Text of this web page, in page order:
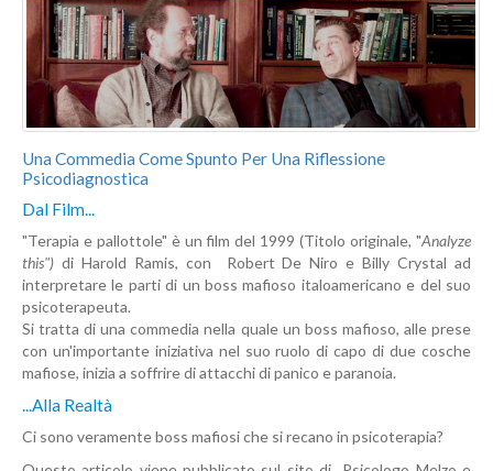
Una Commedia Come Spunto Per Una Riflessione
Psicodiagnostica
Dal Film...
"Terapia e pallottole" è un film del 1999 (Titolo originale, "Analyze
this") di Harold Ramis, con Robert De Niro e Billy Crystal ad
interpretare le parti di un boss mafioso italoamericano e del suo
psicoterapeuta.
Si tratta di una commedia nella quale un boss mafioso, alle prese
con un'importante iniziativa nel suo ruolo di capo di due cosche
mafiose, inizia a soffrire di attacchi di panico e paranoia.
...alla Realtà
Ci sono veramente boss mafiosi che si recano in psicoterapia?